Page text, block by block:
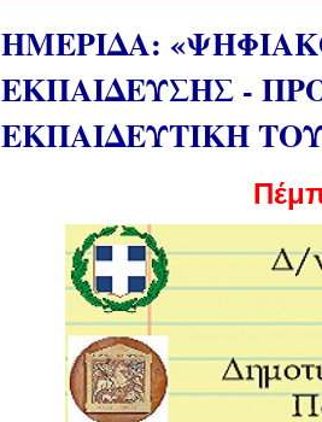
ΗΜΕΡΙΔΑ:
ΕΚΠΑΙΔΕΥΣΗΣ -
ΕΚΠΑΙΔΕΥΤΙΚΗ